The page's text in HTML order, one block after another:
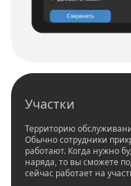
Участки
Территорию
Обычно сотрудники
работают. Когда нужно
наряда, то вы сможете
сейчас работает на